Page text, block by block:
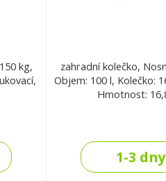
kg,
zahradní kolečko,
Objem: 100 l, Kolečko:
Hmotnost:
1-3 dny